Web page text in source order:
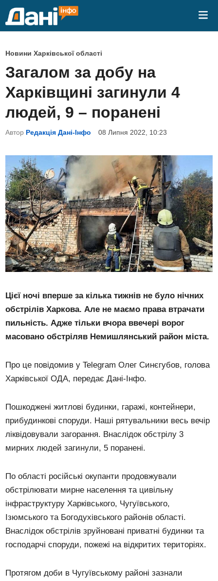
P
o
s
t
e
d
i
Новини Харківської області
Загалом за добу на
Харківщині загинули 4
людей, 9 – поранені
Автор Редакція Дані-Інфо 08 Липня 2022, 10:23
Цієї ночі вперше за кілька тижнів не було нічних
обстрілів Харкова. Але не маємо права втрачати
пильність. Адже тільки вчора ввечері ворог
масовано обстріляв Немишлянський район міста.
Про це повідомив у Telegram Олег Синєгубов, голова
Харківської ОДА, передає Дані-Інфо.
Пошкоджені житлові будинки, гаражі, контейнери,
прибудинкові споруди. Наші рятувальники весь вечір
ліквідовували загорання. Внаслідок обстрілу 3
мирних людей загинули, 5 поранені.
По області російські окупанти продовжували
обстрілювати мирне населення та цивільну
інфраструктуру Харківського, Чугуївського,
Ізюмського та Богодухівського районів області.
Внаслідок обстрілів зруйновані приватні будинки та
господарчі споруди, пожежі на відкритих територіях.
Протягом доби в Чугуївському районі зазнали